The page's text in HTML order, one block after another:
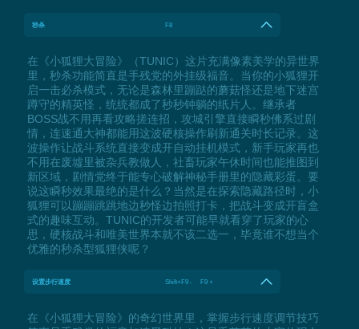
秒杀 F8
在《小狐狸大冒险》（TUNIC）这片充满像素美学的异世界
里，秒杀功能简直是手残党的外挂级福音。当你的小狐狸开
启一击必杀模式，无论是森林里蹦跶的蘑菇怪还是地下迷宫
蹲守的精英怪，统统都成了秒秒钟躺的纸片人。继承者
BOSS战不用再看攻略搓连招，攻城引擎直接瞬秒佛系过剧
情，连速通大神都能用这波硬核操作刷新通关时长记录。这
波操作让战斗系统直接变成开自动挂机模式，新手玩家再也
不用在废墟里被杂兵教做人，社畜玩家午休时间也能推图到
新区域，剧情党终于能专心破解神秘手册里的隐藏彩蛋。要
说这瞬秒效果最绝的是什么？当然是在探索隐藏路径时，小
狐狸可以蹦蹦跳跳地边秒怪边拍照打卡，把战斗变成开盲盒
式的趣味互动。TUNIC的开发者可能早就看穿了玩家的心
思，硬核战斗和唯美世界本就不该二选一，毕竟谁不想当个
优雅的秒杀型狐狸侠呢？
设置步行速度 Shift+F9 - F9 +
在《小狐狸大冒险》的奇幻世界里，掌握步行速度调节技巧